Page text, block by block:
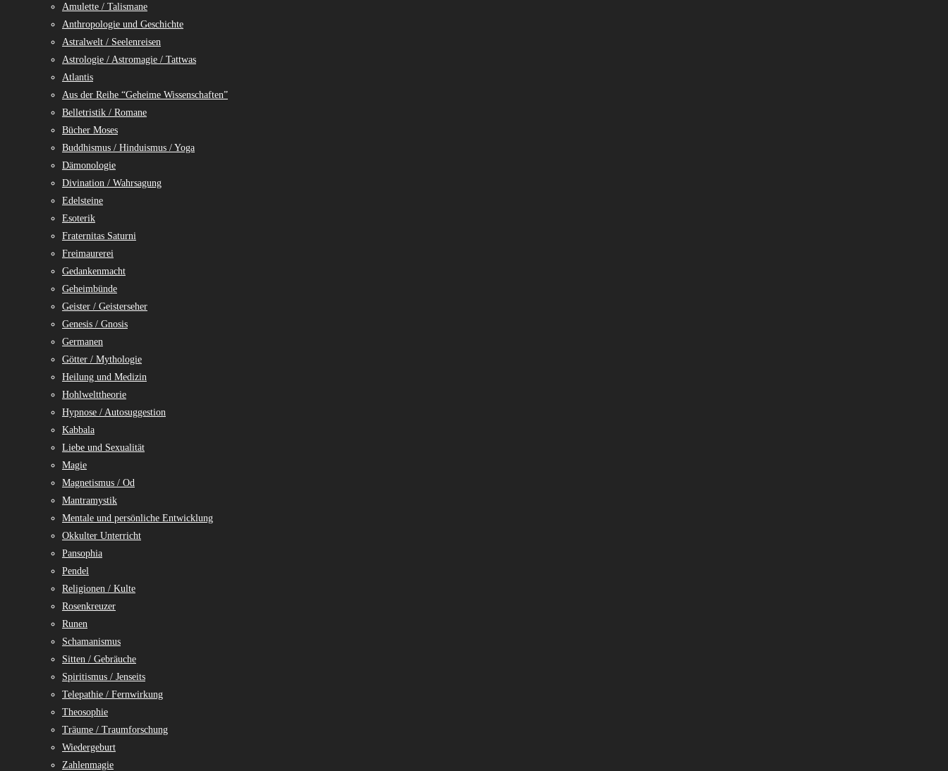
Amulette / Talismane
Anthropologie und Geschichte
Astralwelt / Seelenreisen
Astrologie / Astromagie / Tattwas
Atlantis
Aus der Reihe “Geheime Wissenschaften”
Belletristik / Romane
Bücher Moses
Buddhismus / Hinduismus / Yoga
Dämonologie
Divination / Wahrsagung
Edelsteine
Esoterik
Fraternitas Saturni
Freimaurerei
Gedankenmacht
Geheimbünde
Geister / Geisterseher
Genesis / Gnosis
Germanen
Götter / Mythologie
Heilung und Medizin
Hohlwelttheorie
Hypnose / Autosuggestion
Kabbala
Liebe und Sexualität
Magie
Magnetismus / Od
Mantramystik
Mentale und persönliche Entwicklung
Okkulter Unterricht
Pansophia
Pendel
Religionen / Kulte
Rosenkreuzer
Runen
Schamanismus
Sitten / Gebräuche
Spiritismus / Jenseits
Telepathie / Fernwirkung
Theosophie
Träume / Traumforschung
Wiedergeburt
Zahlenmagie